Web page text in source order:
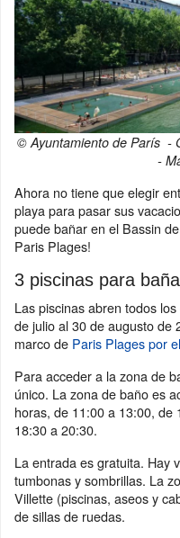
© Ayuntamiento de París -
-
Ahora no tiene que elegir
playa para pasar sus
puede bañar en el Bassin
Paris Plages!
3 piscinas para
Las piscinas abren todos
de julio al 30 de augusto de
marco de Paris Plages por
Para acceder a la zona de
único. La zona de baño es
horas, de 11:00 a 13:00,
18:30 a 20:30.
La entrada es gratuita. Hay
tumbonas y sombrillas. La
Villette (piscinas, aseos y
de sillas de ruedas.